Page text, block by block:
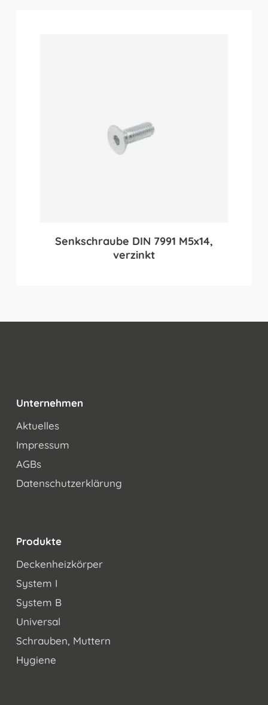
Senkschraube DIN 7991 M5x14,
verzinkt
Unternehmen
Aktuelles
Impressum
AGBs
Datenschutzerklärung
Produkte
Deckenheizkörper
System I
System B
Universal
Schrauben, Muttern
Hygiene